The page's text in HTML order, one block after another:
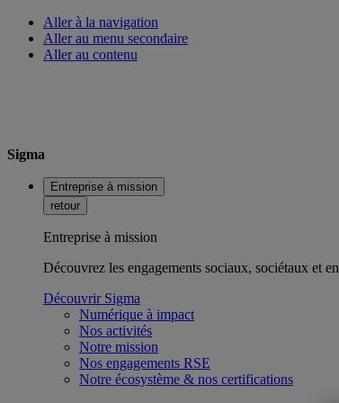
Aller à la navigation
Aller au menu secondaire
Aller au contenu
Sigma
Entreprise à mission
retour
Entreprise à mission
Découvrez les engagements sociaux, sociétaux et
Découvrir Sigma
Numérique à impact
Nos activités
Notre mission
Nos engagements RSE
Notre écosystème & nos certifications